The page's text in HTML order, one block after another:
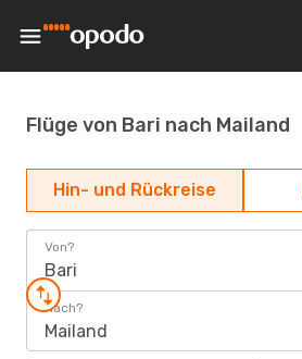
Flüge von Bari nach Mailand
Hin- und Rückreise
Von?
Bari
Nach?
Mailand